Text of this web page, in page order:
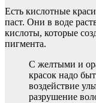
Есть кислотные
паст. Они в воде
кислоты, которые
пигмента.
С желтыми и
красок надо
воздействие
разрушение